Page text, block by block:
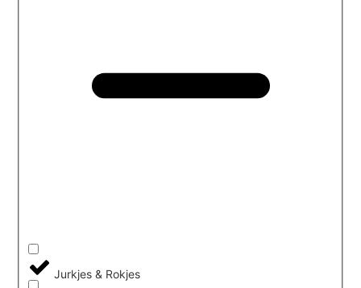
Jurkjes & Rokjes